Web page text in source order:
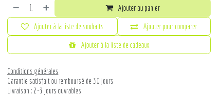
Ajouter au panier
Ajouter pour comparer
Ajouter à la liste de cadeaux
Ajouter à la liste de souhaits
Conditions générales
Garantie satisfait ou remboursé de 30 jours
Livraison : 2-3 jours ouvrables